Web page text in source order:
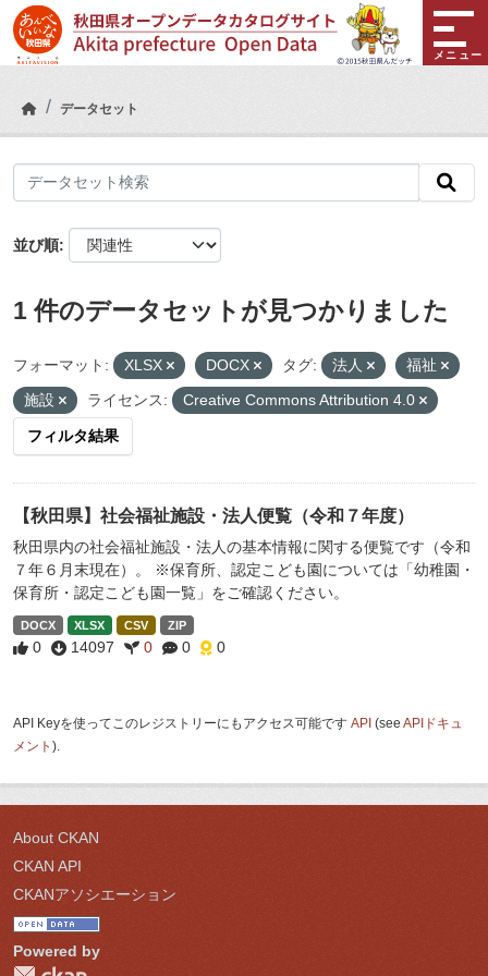
Skip to main content
メニュー
データセット
並び順
1 件のデータセットが見つかりました
フォーマット: XLSX DOCX タグ: 法人
福祉
施設
ライセンス: Creative Commons Attribution 4.0
フィルタ結果
【秋田県】社会福祉施設・法人便覧（令和７年度）
秋田県内の社会福祉施設・法人の基本情報に関する便覧です（令和
７年６月末現在）。 ※保育所、認定こども園については「幼稚園・
保育所・認定こども園一覧」をご確認ください。
DOCX XLSX CSV ZIP
0 14097 0 0 0
API Keyを使ってこのレジストリーにもアクセス可能です API (see APIドキュ
メント ).
About CKAN
CKAN API
CKANアソシエーション
Powered by